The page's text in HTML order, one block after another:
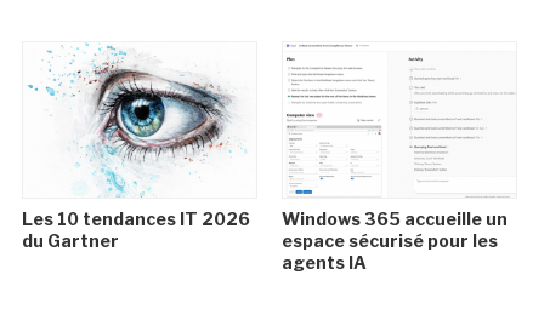
Les 10 tendances IT 2026
du Gartner
Windows 365 accueille un
espace sécurisé pour les
agents IA